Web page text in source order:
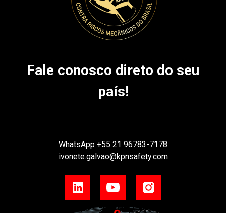
Fale conosco direto do seu
país!
WhatsApp +55 21 96783-7178
ivonete.galvao@kpnsafety.com